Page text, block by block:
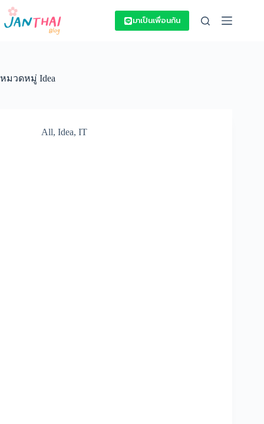
Skip
content
มาเป็นเพื่อนกัน
หมวดหมู่ Idea
All, Idea, IT